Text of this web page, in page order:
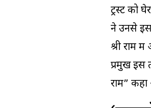
ट्रस्ट को
ने उनसे इस
श्री राम
प्रमुख इस
राम”